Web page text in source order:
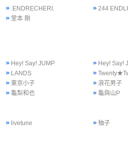
.ENDRECHERI.
244
堂本 剛
Hey! Say! JUMP
Hey! Say!
LANDS
東京小子
浪花男子
龜梨和也
龜與山P
livetune 柚子